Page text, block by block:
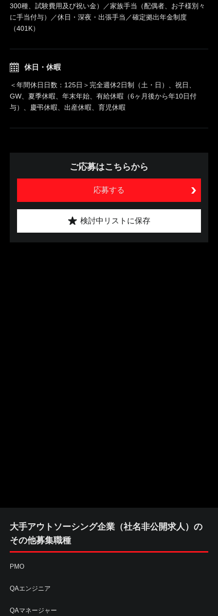
300種、試験費用及び祝い金）／家族手当（配偶者、お子様別々
に手当付与）／休日・深夜・出張手当／確定拠出年金制度
（401K）
休日・休暇
＜年間休日日数：125日＞完全週休2日制（土・日）、祝日、
GW、夏季休暇、年末年始、有給休暇（6ヶ月後から年10日付
与）、慶弔休暇、出産休暇、育児休暇
ご応募はこちらから
応募する
検討中リストに保存
大手アウトソーシング企業（社名非公開求人）の
その他募集職種
PMO
QAエンジニア
QAマネージャー